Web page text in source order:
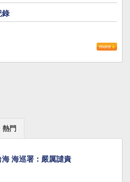
錄
熱門
海巡署：嚴厲譴責